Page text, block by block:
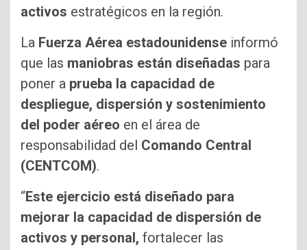
activos estratégicos en la región.
La Fuerza Aérea estadounidense informó
que las maniobras están diseñadas para
poner a prueba la capacidad de
despliegue, dispersión y sostenimiento
del poder aéreo en el área de
responsabilidad del Comando Central
(CENTCOM).
“Este ejercicio está diseñado para
mejorar la capacidad de dispersión de
activos y personal, fortalecer las